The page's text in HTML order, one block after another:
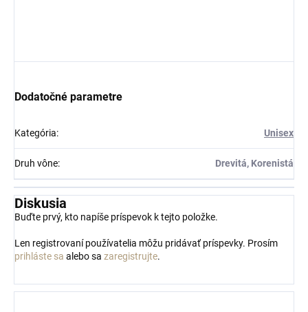
Dodatočné parametre
Kategória: Unisex
Druh vône: Drevitá, Korenistá
Diskusia
Buďte prvý, kto napíše príspevok k tejto položke.
Len registrovaní používatelia môžu pridávať príspevky. Prosím
prihláste sa alebo sa zaregistrujte.